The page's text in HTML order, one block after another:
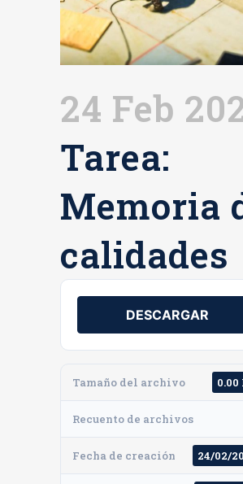
24 Feb
Tarea:
Memoria
calidades
DESCARGAR
Tamaño del archivo 0.00
Recuento de archivos
Fecha de creación 24/02/